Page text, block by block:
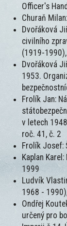
Officer's
Churaň
Dvořáková
civilního
(1919-
Dvořáková
1953.
Frolík Jan:
v letech
roč. 41, č. 2
Frolík Josef:
Kaplan
1999
Ludvík
1968 -
Ondřej
určený pro